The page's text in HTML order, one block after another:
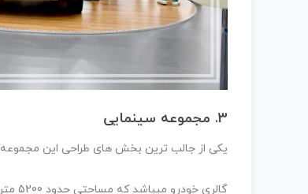
3. مجموعه سینمایی
یکی از جالب ترین بخش های طراحی این مجموعه، طراحی
گالری خودرو میباشد که مساحتی حدود 5200 متر مربع و ارتفاعی نزدیک به 1360 متر میباشد.